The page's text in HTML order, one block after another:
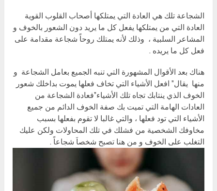
الشجاعة تلك هي العادة التي يمتلكها أصحاب القلوب القوية
العادة التي من يمتلكها يفعل كل ما يريد دون الشعور بالخوف و
المشاعر السلبية ، وذلك لأنه يمتلك روحاً شجاعة مقدامة على
فعل كل ما يريده .
هناك بعد الأقوال المشهورة التي تنبه الجميع بعامل الشجاعة و
منها يقال” افعل الأشياء التي تخاف فعلها يموت بداخلك شعور
الخوف الذي ينتابك تجاه تلك الأشياء”فعادة الشجاعة من
العادات الهامة التي تميت بك صفة الخوف الدائم من جميع
الأشياء التي تود فعلها ، والتي غالبا لا تقوم بفعلها بسبب
مخاوفك الشخصية من فشلك في تلك المحاولات ولكن عليك
التغلب على الخوف و من هنا تصبح شخصاَ شجاعاً .